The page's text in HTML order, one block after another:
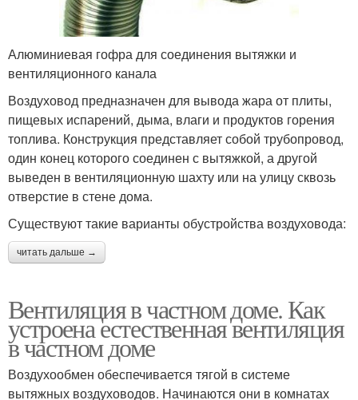
Алюминиевая гофра для соединения вытяжки и
вентиляционного канала
Воздуховод предназначен для вывода жара от плиты,
пищевых испарений, дыма, влаги и продуктов горения
топлива. Конструкция представляет собой трубопровод,
один конец которого соединен с вытяжкой, а другой
выведен в вентиляционную шахту или на улицу сквозь
отверстие в стене дома.
Существуют такие варианты обустройства воздуховода:
читать дальше →
Вентиляция в частном доме. Как
устроена естественная вентиляция
в частном доме
Воздухообмен обеспечивается тягой в системе
вытяжных воздуховодов. Начинаются они в комнатах